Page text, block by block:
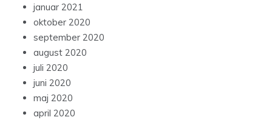
januar 2021
oktober 2020
september 2020
august 2020
juli 2020
juni 2020
maj 2020
april 2020